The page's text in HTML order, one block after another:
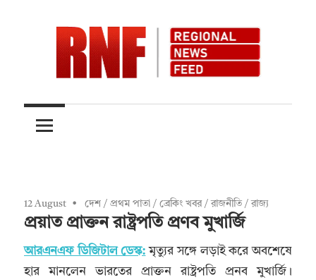
content
RNFnews.in
over
Quantity
12 August দেশ / প্রথম পাতা / ব্রেকিং খবর/রাজনীতি /রাজ্য
প্রয়াত প্রাক্তন রাষ্ট্রপতি প্রণব মুখার্জি
আরএনএফ ডিজিটাল ডেস্ক: মৃত্যুর সঙ্গে লড়াই করে অবশেষে
হার মানলেন ভারতের প্রাক্তন রাষ্ট্রপতি প্রনব মুখার্জি।